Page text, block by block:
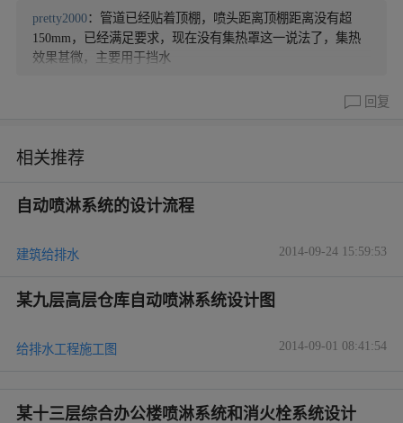
pretty2000：管道已经贴着顶棚，喷头距离顶棚距离没有超
150mm，已经满足要求，现在没有集热罩这一说法了，集热
效果甚微，主要用于挡水
回复
相关推荐
自动喷淋系统的设计流程
建筑给排水 2014-09-24 15:59:53
某九层高层仓库自动喷淋系统设计图
给排水工程施工图 2014-09-01 08:41:54
某十三层综合办公楼喷淋系统和消火栓系统设计